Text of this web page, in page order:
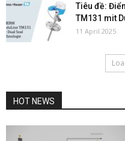
Tiêu đề:
TM131 mit
11 April 2025
HOT NEWS